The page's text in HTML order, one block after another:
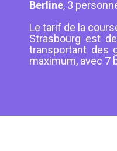
Berline, 3
Le tarif de la
Strasbourg est
transportant des
maximum, avec 7